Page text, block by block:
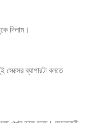
দিলাম।
ব্যাপারটা বলতে